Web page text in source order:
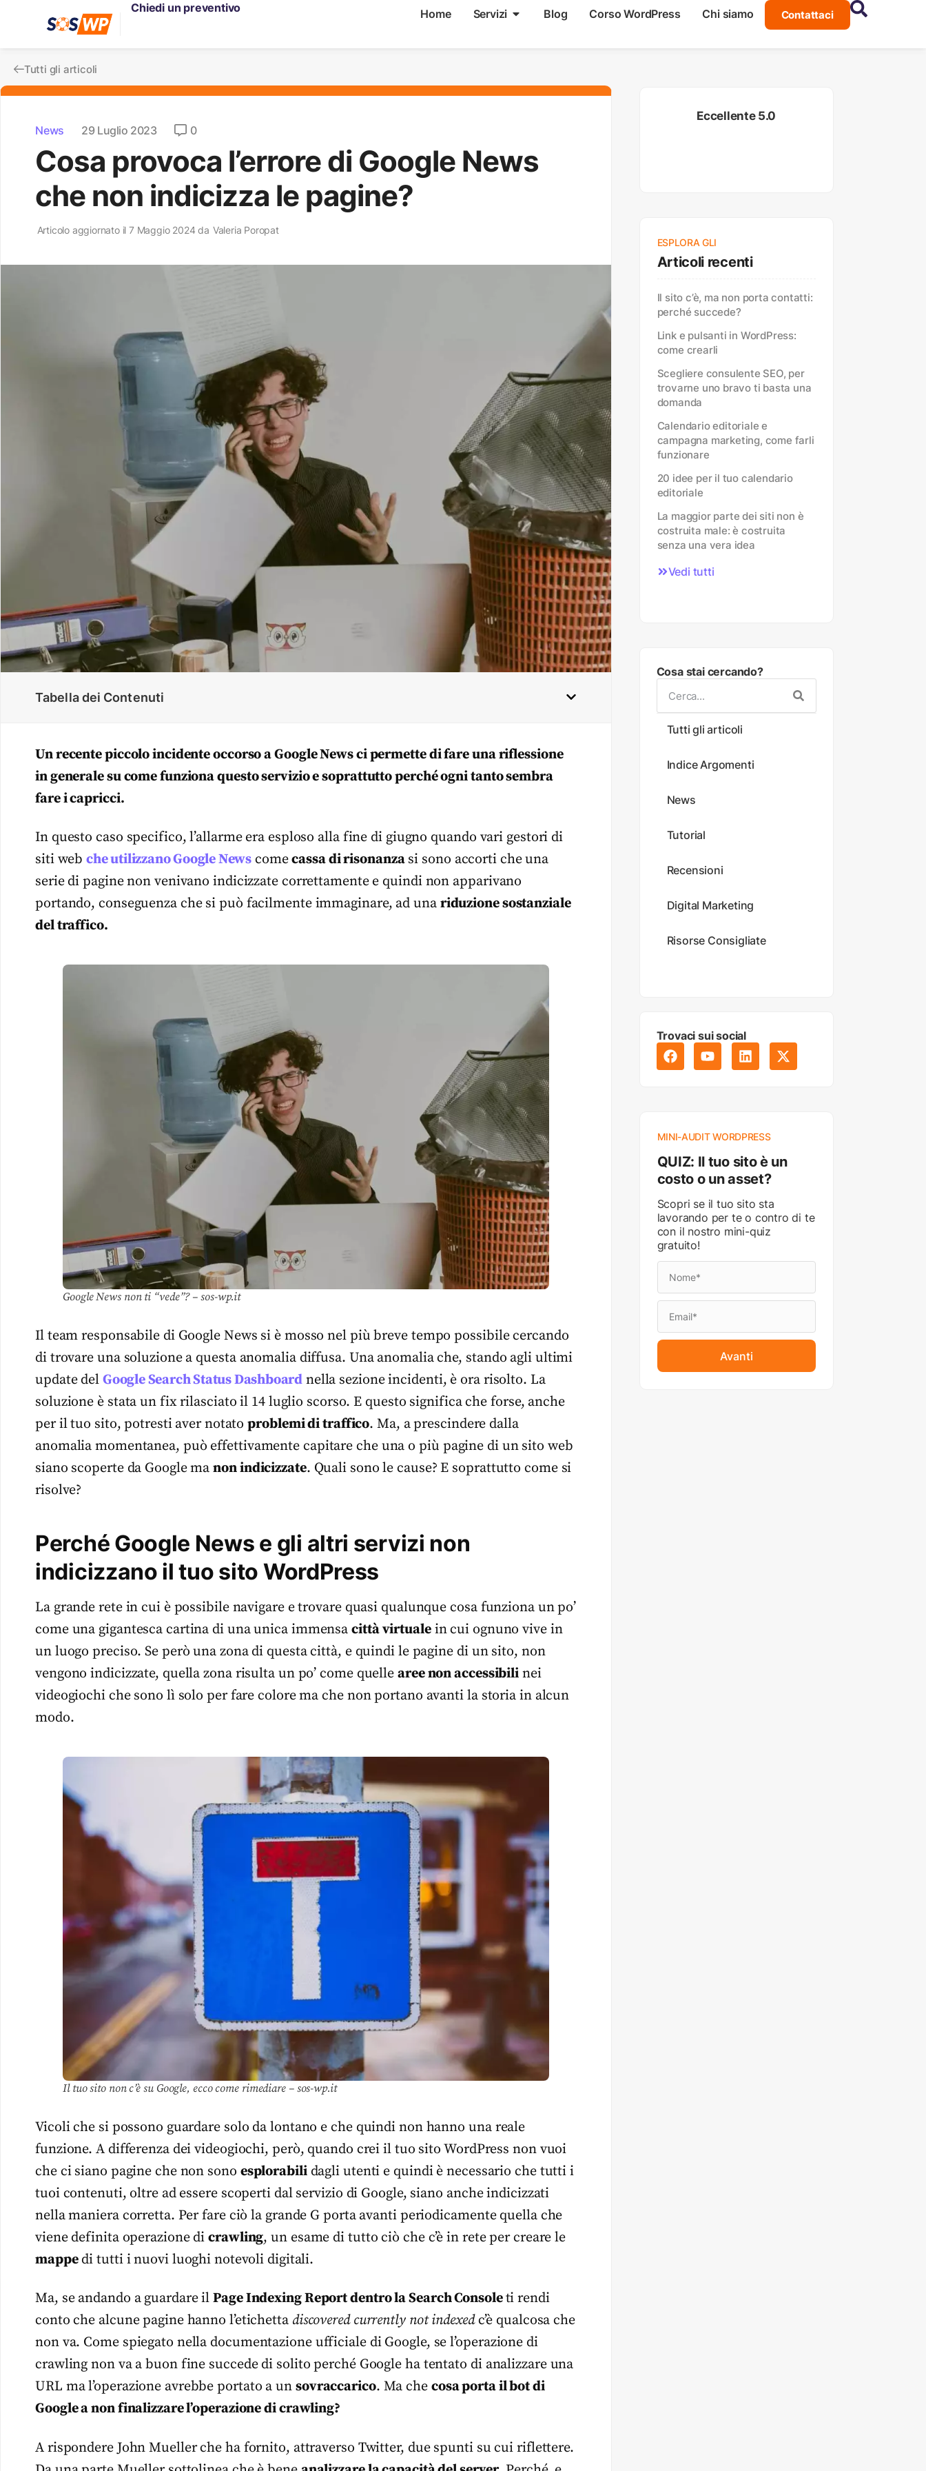
Home Servizi Blog Corso WordPress Chi siamo Contattaci
Chiedi un preventivo
Tutti gli articoli
News 29 Luglio 2023 0
Cosa provoca l’errore di Google News
che non indicizza le pagine?
Articolo aggiornato il 7 Maggio 2024 da Valeria Poropat
Tabella dei Contenuti
Un recente piccolo incidente occorso a Google News ci permette di fare una riflessione
in generale su come funziona questo servizio e soprattutto perché ogni tanto sembra
fare i capricci.
In questo caso specifico, l’allarme era esploso alla fine di giugno quando vari gestori di
siti webche utilizzano Google Newscomecassa di risonanzasi sono accorti che una
serie di pagine non venivano indicizzate correttamente e quindi non apparivano
portando, conseguenza che si può facilmente immaginare, ad una riduzione sostanziale
del traffico.
Google News non ti “vede”? – sos-wp.it
Il team responsabile di Google News si è mosso nel più breve tempo possibile cercando
di trovare una soluzione a questa anomalia diffusa. Una anomalia che, stando agli ultimi
update del Google Search Status Dashboardnella sezione incidenti, è ora risolto. La
soluzione è stata un fix rilasciato il 14 luglio scorso. E questo significa che forse, anche
per il tuo sito, potresti aver notatoproblemi di traffico. Ma, a prescindere dalla
anomalia momentanea, può effettivamente capitare che una o più pagine di un sito web
siano scoperte da Google manon indicizzate. Quali sono le cause? E soprattutto come si
risolve?
Perché Google News e gli altri servizi non
indicizzano il tuo sito WordPress
La grande rete in cui è possibile navigare e trovare quasi qualunque cosa funziona un po’
come una gigantesca cartina di una unica immensacittà virtualein cui ognuno vive in
un luogo preciso. Se però una zona di questa città, e quindi le pagine di un sito, non
vengono indicizzate, quella zona risulta un po’ come quelle aree non accessibili nei
videogiochi che sono lì solo per fare colore ma che non portano avanti la storia in alcun
modo.
Il tuo sito non c’è su Google, ecco come rimediare – sos-wp.it
Vicoli che si possono guardare solo da lontano e che quindi non hanno una reale
funzione. A differenza dei videogiochi, però, quando crei il tuo sito WordPress non vuoi
che ci siano pagine che non sono esplorabilidagli utenti e quindi è necessario che tutti i
tuoi contenuti, oltre ad essere scoperti dal servizio di Google, siano anche indicizzati
nella maniera corretta. Per fare ciò la grande G porta avanti periodicamente quella che
viene definita operazione dicrawling, un esame di tutto ciò che c’è in rete per creare le
mappedi tutti i nuovi luoghi notevoli digitali.
Ma, se andando a guardare ilPage Indexing Report dentro la Search Consoleti rendi
conto che alcune pagine hanno l’etichetta discovered currently not indexedc’è qualcosa che
non va. Come spiegato nella documentazione ufficiale di Google, se l’operazione di
crawling non va a buon fine succede di solito perché Google ha tentato di analizzare una
URL ma l’operazione avrebbe portato a un sovraccarico. Ma che cosa porta il bot di
Google a non finalizzare l’operazione di crawling?
A rispondere John Mueller che ha fornito, attraverso Twitter, due spunti su cui riflettere.
Eccellente 5.0
ESPLORA GLI
Articoli recenti
Il sito c’è, ma non porta contatti:
perché succede?
Link e pulsanti in WordPress:
come crearli
Scegliere consulente SEO, per
trovarne uno bravo ti basta una
domanda
Calendario editoriale e
campagna marketing, come farli
funzionare
20 idee per il tuo calendario
editoriale
La maggior parte dei siti non è
costruita male: è costruita
senza una vera idea
Vedi tutti
Cosa stai cercando?
Tutti gli articoli
Indice Argomenti
News
Tutorial
Recensioni
Digital Marketing
Risorse Consigliate
Trovaci sui social
MINI-AUDIT WORDPRESS
QUIZ: Il tuo sito è un
costo o un asset?
Scopri se il tuo sito sta
lavorando per te o contro di te
con il nostro mini-quiz
gratuito!
Avanti